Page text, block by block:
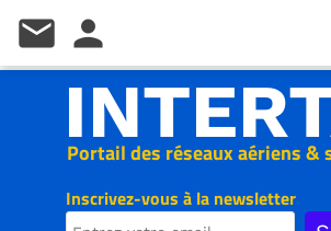
Inscrivez-vous à la newsletter
Portail des réseaux aériens &
mail person